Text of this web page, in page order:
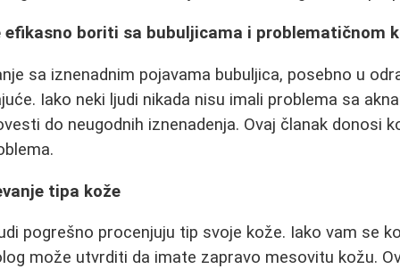
efikasno boriti sa bubuljicama i problematičnom
sa iznenadnim pojavama bubuljica, posebno u
Iako neki ljudi nikada nisu imali problema sa
do neugodnih iznenadenja. Ovaj članak donosi
tipa kože
pogrešno procenjuju tip svoje kože. Iako vam se
može utvrditi da imate zapravo mesovitu kožu.